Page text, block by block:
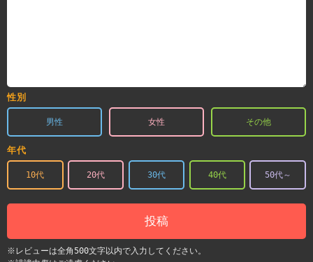
性別
男性 女性 その他
年代
10代 20代 30代 40代 50代～
投稿
※レビューは全角500文字以内で入力してください。